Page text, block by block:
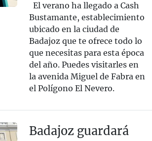
El verano ha llegado a Cash
Bustamante, establecimiento
ubicado en la ciudad de
Badajoz que te ofrece todo lo
que necesitas para esta época
del año. Puedes visitarles en
la avenida Miguel de Fabra en
el Polígono El Nevero.
Badajoz guardará